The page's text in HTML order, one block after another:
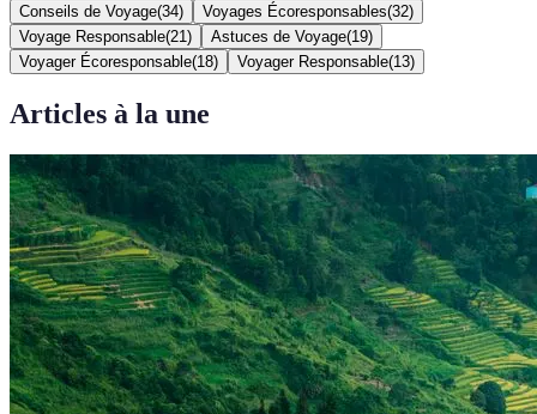
Conseils de Voyage(34) Voyages Écoresponsables(32)
Voyage Responsable(21 ) Astuces de Voyage(19)
Voyager Écoresponsable(18) Voyager Responsable(13)
Articles à la une